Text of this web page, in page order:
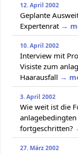
12. April 2002
Geplante
Expertenrat →
10. April 2002
Interview mit
Visiste zum
Haarausfall →
3. April 2002
Wie weit ist die
fortgeschritten?
27. März 2002